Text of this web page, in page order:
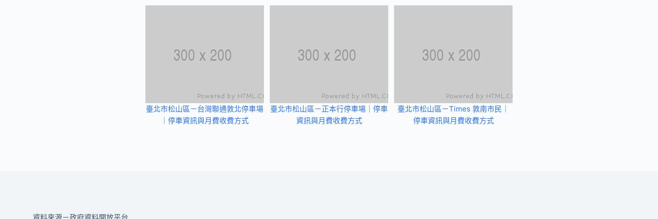
臺北市松山區－台灣聯通敦北停車場
｜停車資訊與月費收費方式
臺北市松山區－正本行停車場｜停車
資訊與月費收費方式
臺北市松山區－Times 敦南市民｜
停車資訊與月費收費方式
資料來源－政府資料開放平台